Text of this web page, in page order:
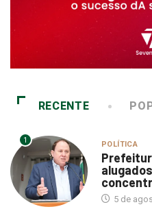
RECENTE
1 POLÍTICA
5 de